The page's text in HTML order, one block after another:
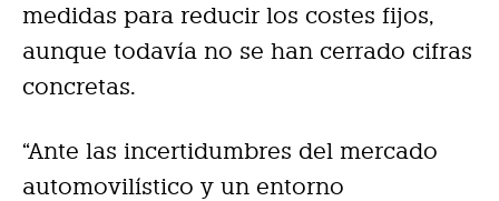
medidas para reducir los costes fijos,
aunque todavía no se han cerrado cifras
concretas.
“Ante las incertidumbres del mercado
automovilístico y un entorno